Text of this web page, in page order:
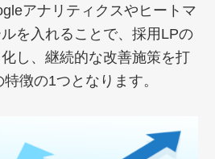
アナリティクスやヒートマ
を入れることで、採用LPの
し、継続的な改善施策を打
徴の1つとなります。